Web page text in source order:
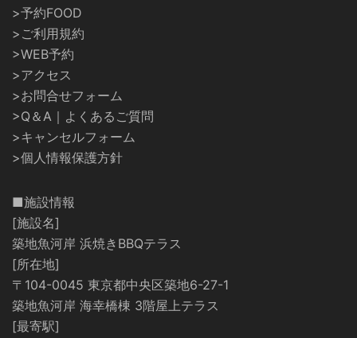
>予約FOOD
>ご利用規約
>WEB予約
>アクセス
>お問合せフォーム
>Q＆A｜よくあるご質問
>キャンセルフォーム
>個人情報保護方針
■施設情報
[施設名]
築地魚河岸 浜焼きBBQテラス
[所在地]
〒104-0045 東京都中央区築地6-27-1
築地魚河岸 海幸橋棟 3階屋上テラス
[最寄駅]